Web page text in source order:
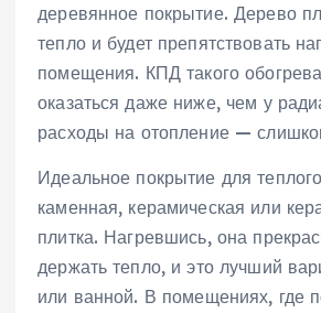
деревянное покрытие. Дерево
тепло и будет препятствовать
помещения. КПД такого
оказаться даже ниже, чем у
расходы на отопление —
Идеальное покрытие для
каменная, керамическая или
плитка. Нагревшись, она
держать тепло, и это лучший
или ванной. В помещениях, где